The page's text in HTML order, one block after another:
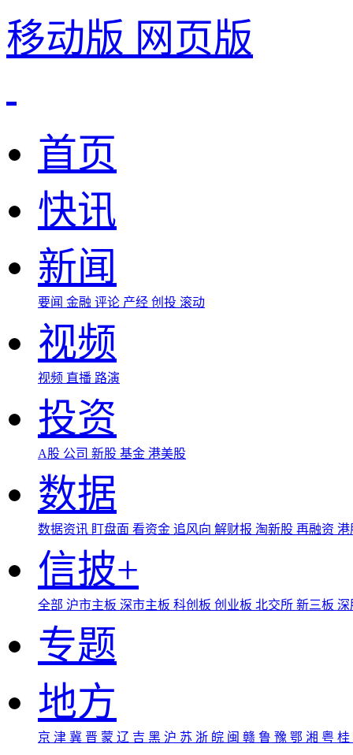
移动版 网页版
首页
快讯
新闻
要闻 金融 评论 产经 创投 滚动
视频
视频 直播 路演
投资
A股 公司 新股 基金 港美股
数据
数据资讯 盯盘面 看资金 追风向 解财报 淘新股 再融资
信披+
全部 沪市主板 深市主板 科创板 创业板 北交所 新三板
专题
地方
京 津 冀 晋 蒙 辽 吉 黑 沪 苏 浙 皖 闽 赣 鲁 豫 鄂 湘 粤 桂